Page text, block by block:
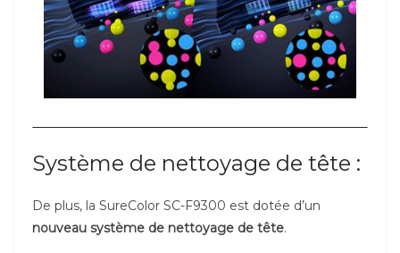
Système de nettoyage de tête :
De plus, la SureColor SC-F9300 est dotée d’un
nouveau système de nettoyage de tête.